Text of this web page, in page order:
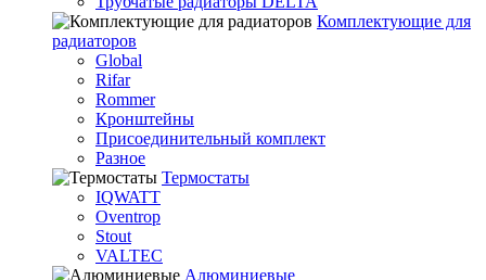
Комплектующие для
радиаторов
Global
Rifar
Rommer
Кронштейны
Присоединительный комплект
Разное
Термостаты
IQWATT
Oventrop
Stout
VALTEC
Алюминиевые